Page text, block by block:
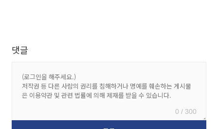
댓글
0 / 300